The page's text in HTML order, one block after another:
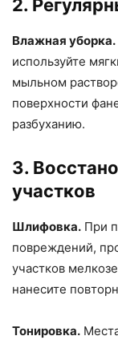
2.
Влажная уборка.
используйте
мыльном
поверхности
разбуханию.
3.
участков
Шлифовка. При
повреждений,
участков
нанесите
Тонировка.